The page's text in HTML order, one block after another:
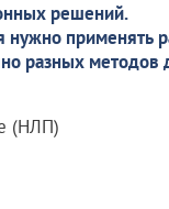
решений.
применять
разных
(НЛП)